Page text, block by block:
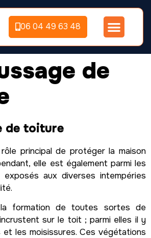
06 04 49 63 48
de
de toiture
principal de protéger la maison
elle est également parmi les
aux diverses intempéries
la formation de toutes sortes de
sur le toit ; parmi elles il y
et les moisissures. Ces végétations